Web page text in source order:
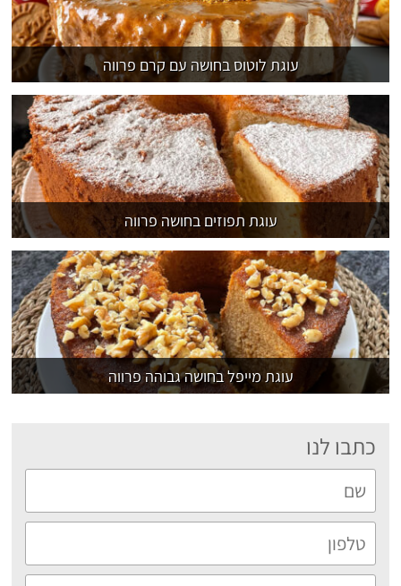
עוגת לוטוס בחושה עם קרם פרווה
עוגת תפוזים בחושה פרווה
עוגת מייפל בחושה גבוהה פרווה
כתבו לנו